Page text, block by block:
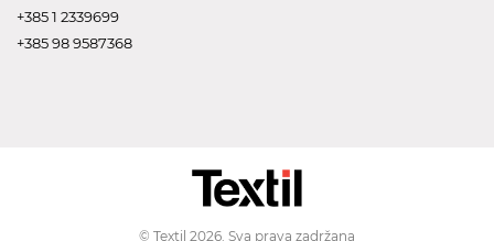
+385 1 2339699
+385 98 9587368
© Textil 2026. Sva prava zadržana